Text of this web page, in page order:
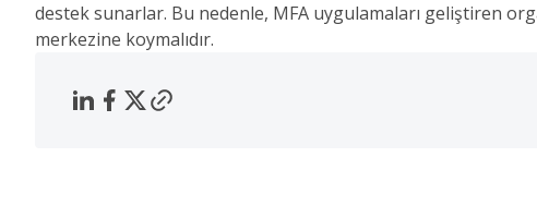
destek sunarlar. Bu nedenle, MFA uygulamaları geliştiren
merkezine koymalıdır.